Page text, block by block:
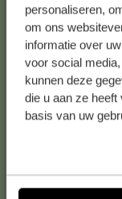
personaliseren,
om ons
informatie over
voor social
kunnen deze
die u aan ze
basis van uw
Alle 62
Falls Sie Fragen